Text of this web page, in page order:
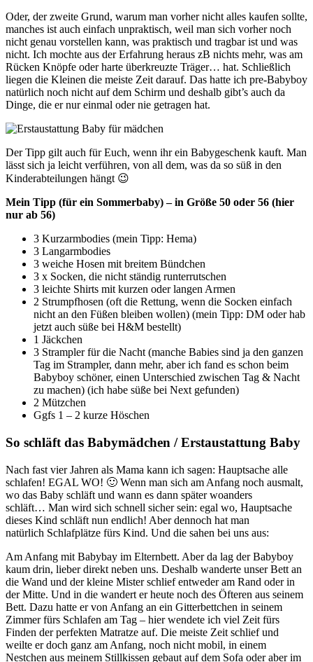
Oder, der zweite Grund, warum man vorher nicht alles kaufen sollte,
manches ist auch einfach unpraktisch, weil man sich vorher noch
nicht genau vorstellen kann, was praktisch und tragbar ist und was
nicht. Ich mochte aus der Erfahrung heraus zB nichts mehr, was am
Rücken Knöpfe oder harte überkreuzte Träger… hat. Schließlich
liegen die Kleinen die meiste Zeit darauf. Das hatte ich pre-Babyboy
natürlich noch nicht auf dem Schirm und deshalb gibt’s auch da
Dinge, die er nur einmal oder nie getragen hat.
Der Tipp gilt auch für Euch, wenn ihr ein Babygeschenk kauft. Man
lässt sich ja leicht verführen, von all dem, was da so süß in den
Kinderabteilungen hängt 😉
Mein Tipp (für ein Sommerbaby) – in Größe 50 oder 56 (hier
nur ab 56)
3 Kurzarmbodies (mein Tipp: Hema)
3 Langarmbodies
3 weiche Hosen mit breitem Bündchen
3 x Socken, die nicht ständig runterrutschen
3 leichte Shirts mit kurzen oder langen Armen
2 Strumpfhosen (oft die Rettung, wenn die Socken einfach
nicht an den Füßen bleiben wollen) (mein Tipp: DM oder hab
jetzt auch süße bei H&M bestellt)
1 Jäckchen
3 Strampler für die Nacht (manche Babies sind ja den ganzen
Tag im Strampler, dann mehr, aber ich fand es schon beim
Babyboy schöner, einen Unterschied zwischen Tag & Nacht
zu machen) (ich habe süße bei Next gefunden)
2 Mützchen
Ggfs 1 – 2 kurze Höschen
So schläft das Babymädchen / Erstaustattung Baby
Nach fast vier Jahren als Mama kann ich sagen: Hauptsache alle
schlafen! EGAL WO! 🙂 Wenn man sich am Anfang noch ausmalt,
wo das Baby schläft und wann es dann später woanders
schläft… Man wird sich schnell sicher sein: egal wo, Hauptsache
dieses Kind schläft nun endlich! Aber dennoch hat man
natürlich Schlafplätze fürs Kind. Und die sahen bei uns aus:
Am Anfang mit Babybay im Elternbett. Aber da lag der Babyboy
kaum drin, lieber direkt neben uns. Deshalb wanderte unser Bett an
die Wand und der kleine Mister schlief entweder am Rand oder in
der Mitte. Und in die wandert er heute noch des Öfteren aus seinem
Bett. Dazu hatte er von Anfang an ein Gitterbettchen in seinem
Zimmer fürs Schlafen am Tag – hier wendete ich viel Zeit fürs
Finden der perfekten Matratze auf. Die meiste Zeit schlief und
weilte er doch ganz am Anfang, noch nicht mobil, in einem
Nestchen aus meinem Stillkissen gebaut auf dem Sofa oder aber im